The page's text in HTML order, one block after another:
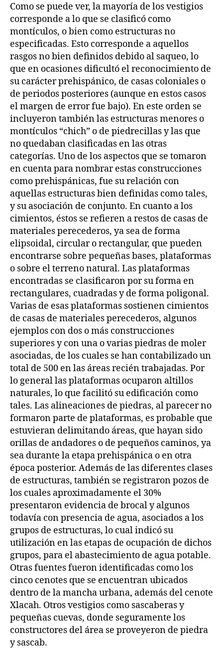
Como se puede ver, la mayoría de los vestigios
corresponde a lo que se clasificó como
montículos, o bien como estructuras no
especificadas. Esto corresponde a aquellos
rasgos no bien definidos debido al saqueo, lo
que en ocasiones dificultó el reconocimiento de
su carácter prehispánico, de casas coloniales o
de periodos posteriores (aunque en estos casos
el margen de error fue bajo). En este orden se
incluyeron también las estructuras menores o
montículos “chich” o de piedrecillas y las que
no quedaban clasificadas en las otras
categorías. Uno de los aspectos que se tomaron
en cuenta para nombrar estas construcciones
como prehispánicas, fue su relación con
aquellas estructuras bien definidas como tales,
y su asociación de conjunto. En cuanto a los
cimientos, éstos se refieren a restos de casas de
materiales perecederos, ya sea de forma
elipsoidal, circular o rectangular, que pueden
encontrarse sobre pequeñas bases, plataformas
o sobre el terreno natural. Las plataformas
encontradas se clasificaron por su forma en
rectangulares, cuadradas y de forma poligonal.
Varias de esas plataformas sostienen cimientos
de casas de materiales perecederos, algunos
ejemplos con dos o más construcciones
superiores y con una o varias piedras de moler
asociadas, de los cuales se han contabilizado un
total de 500 en las áreas recién trabajadas. Por
lo general las plataformas ocuparon altillos
naturales, lo que facilitó su edificación como
tales. Las alineaciones de piedras, al parecer no
formaron parte de plataformas, es probable que
estuvieran delimitando áreas, que hayan sido
orillas de andadores o de pequeños caminos, ya
sea durante la etapa prehispánica o en otra
época posterior. Además de las diferentes clases
de estructuras, también se registraron pozos de
los cuales aproximadamente el 30%
presentaron evidencia de brocal y algunos
todavía con presencia de agua, asociados a los
grupos de estructuras, lo cual indicó su
utilización en las etapas de ocupación de dichos
grupos, para el abastecimiento de agua potable.
Otras fuentes fueron identificadas como los
cinco cenotes que se encuentran ubicados
dentro de la mancha urbana, además del cenote
Xlacah. Otros vestigios como sascaberas y
pequeñas cuevas, donde seguramente los
constructores del área se proveyeron de piedra
y sascab.